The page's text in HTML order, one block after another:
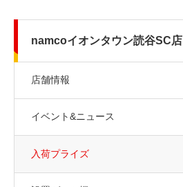
namcoイオンタウン読谷SC店
店舗情報
イベント&ニュース
入荷プライズ